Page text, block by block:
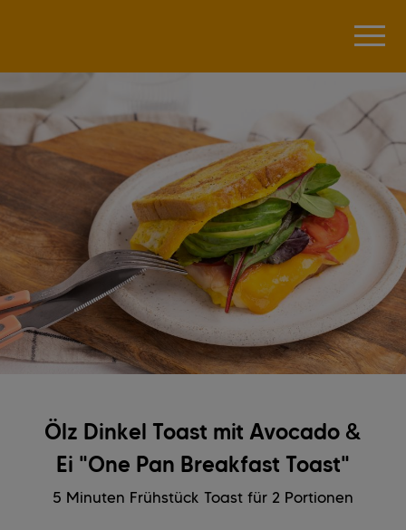
Ölz Dinkel Toast mit Avocado &
Ei "One Pan Breakfast Toast"
5 Minuten Frühstück Toast für 2 Portionen